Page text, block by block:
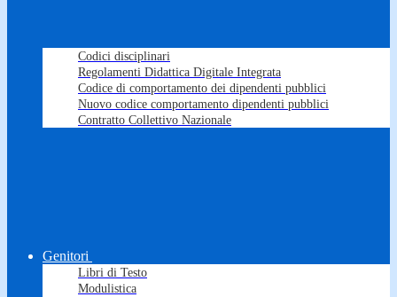
Codici disciplinari
Regolamenti Didattica Digitale Integrata
Codice di comportamento dei dipendenti pubblici
Nuovo codice comportamento dipendenti pubblici
Contratto Collettivo Nazionale
Genitori
Libri di Testo
Modulistica